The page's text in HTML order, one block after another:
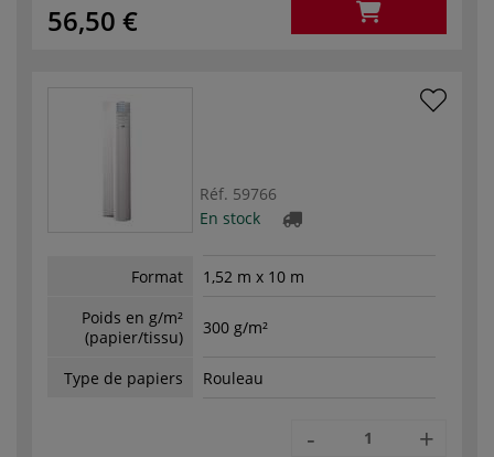
56,50 €
Réf. 59766
En stock
Format
1,52 m x 10 m
Poids en g/m²
(papier/tissu)
300 g/m²
Type de papiers Rouleau
- +